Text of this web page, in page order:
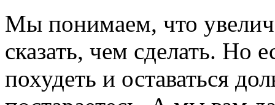
Мы понимаем, что
сказать, чем сделать. Но
похудеть и оставаться